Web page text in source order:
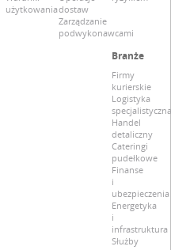
użytkowaniadostaw
Zarządzanie
podwykonawcami
Branże
Firmy
kurierskie
Logistyka
specjalistyczna
Handel
detaliczny
Cateringi
pudełkowe
Finanse
i
ubezpieczenia
Energetyka
i
infrastruktura
Służby